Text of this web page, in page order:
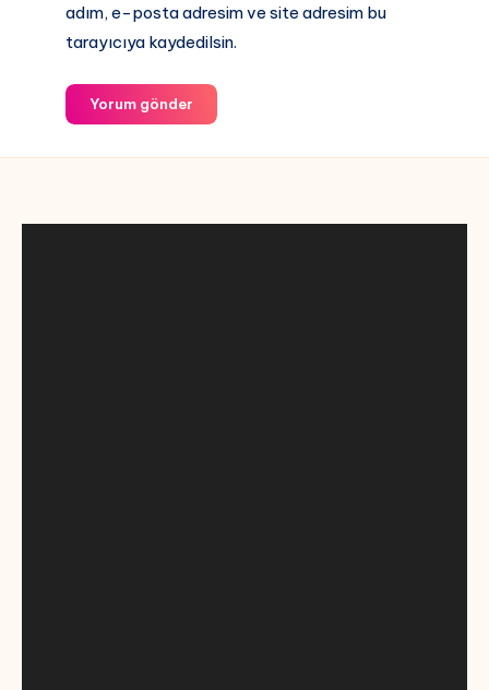
adım, e-posta adresim ve site adresim bu
tarayıcıya kaydedilsin.
Yorum gönder